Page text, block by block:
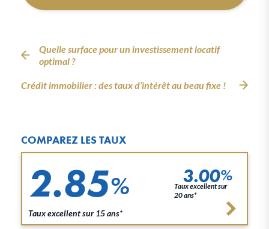
Quelle surface pour un investissement locatif
optimal ?
Crédit immobilier : des taux d’intérêt au beau fixe !
COMPAREZ LES TAUX
2.85%
Taux excellent sur 15 ans*
3.00%
Taux excellent sur
20 ans*